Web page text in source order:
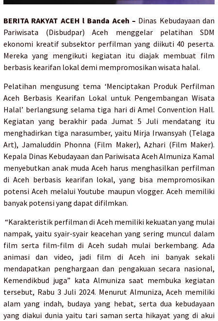
BERITA RAKYAT ACEH l Banda Aceh – Dinas Kebudayaan dan
Pariwisata (Disbudpar) Aceh menggelar pelatihan SDM
ekonomi kreatif subsektor perfilman yang diikuti 40 peserta.
Mereka yang mengikuti kegiatan itu diajak membuat film
berbasis kearifan lokal demi mempromosikan wisata halal.
Pelatihan mengusung tema ‘Menciptakan Produk Perfilman
Aceh Berbasis Kearifan Lokal untuk Pengembangan Wisata
Halal’ berlangsung selama tiga hari di Amel Convention Hall.
Kegiatan yang berakhir pada Jumat 5 Juli mendatang itu
menghadirkan tiga narasumber, yaitu Mirja Irwansyah (Telaga
Art), Jamaluddin Phonna (Film Maker), Azhari (Film Maker).
Kepala Dinas Kebudayaan dan Pariwisata Aceh Almuniza Kamal
menyebutkan anak muda Aceh harus menghasilkan perfilman
di Aceh berbasis kearifan lokal, yang bisa mempromosikan
potensi Aceh melalui Youtube maupun vlogger. Aceh memiliki
banyak potensi yang dapat difilmkan.
“Karakteristik perfilman di Aceh memiliki kekuatan yang mulai
nampak, yaitu syair-syair keacehan yang sering muncul dalam
film serta film-film di Aceh sudah mulai berkembang. Ada
animasi dan video, jadi film di Aceh ini banyak sekali
mendapatkan penghargaan dan pengakuan secara nasional,
Kemendikbud juga” kata Almuniza saat membuka kegiatan
tersebut, Rabu 3 Juli 2024. Menurut Almuniza, Aceh memiliki
alam yang indah, budaya yang hebat, serta dua kebudayaan
yang diakui dunia yaitu tari saman serta hikayat yang di akui